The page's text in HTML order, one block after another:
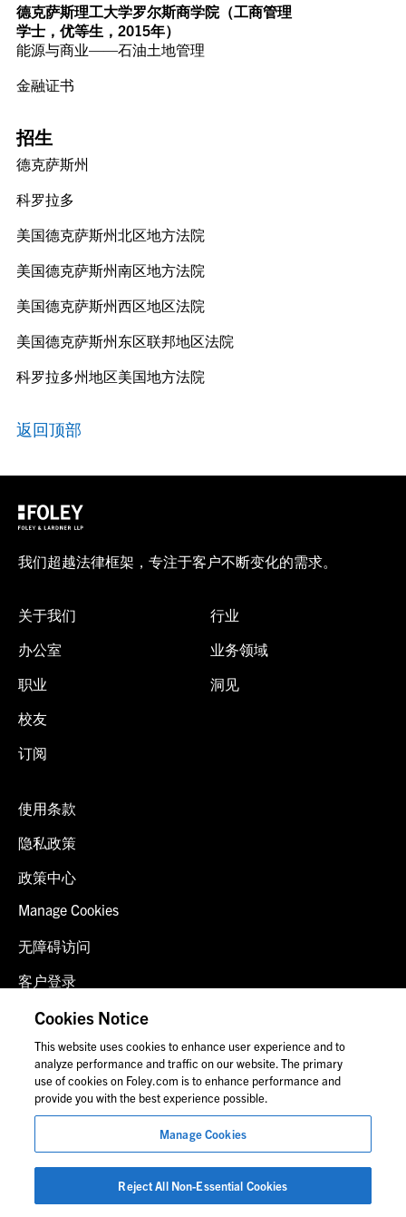
德克萨斯理工大学罗尔斯商学院（工商管理
学士，优等生，2015年）
能源与商业——石油土地管理
金融证书
招生
德克萨斯州
科罗拉多
美国德克萨斯州北区地方法院
美国德克萨斯州南区地方法院
美国德克萨斯州西区地区法院
美国德克萨斯州东区联邦地区法院
科罗拉多州地区美国地方法院
返回顶部
我们超越法律框架，专注于客户不断变化的需求。
关于我们
办公室
职业
校友
订阅
行业
业务领域
洞见
使用条款
隐私政策
政策中心
Manage Cookies
无障碍访问
客户登录
诈骗预警
联系我们
© 2026 福里尔·拉德纳律师事务所
律师广告
图片中的人物可能并非福莱公司员工。
Cookies Notice
This website uses cookies to enhance user experience and to
analyze performance and traffic on our website. The primary
use of cookies on Foley.com is to enhance performance and
provide you with the best experience possible.
Manage Cookies
Reject All Non-Essential Cookies